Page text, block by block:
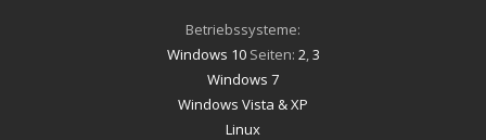
Betriebssysteme:
Windows 10Seiten: 2 3
Windows 7
Windows Vista & XP
Linux